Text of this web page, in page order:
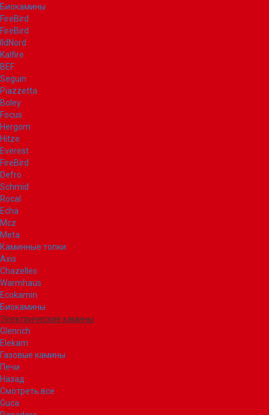
Биокамины
FireBird
FireBird
IldNord
Kalfire
BEF
Seguin
Piazzetta
Boley
Focus
Hergom
Hitze
Everest
FireBird
Defro
Schmid
Rocal
Echa
Mcz
Meta
Каминные топки
Axis
Chazelles
Warmhaus
Ecokamin
Биокамины
Электрические камины
Glenrich
Elekam
Газовые камины
Печи
Назад
Смотреть все
Guca